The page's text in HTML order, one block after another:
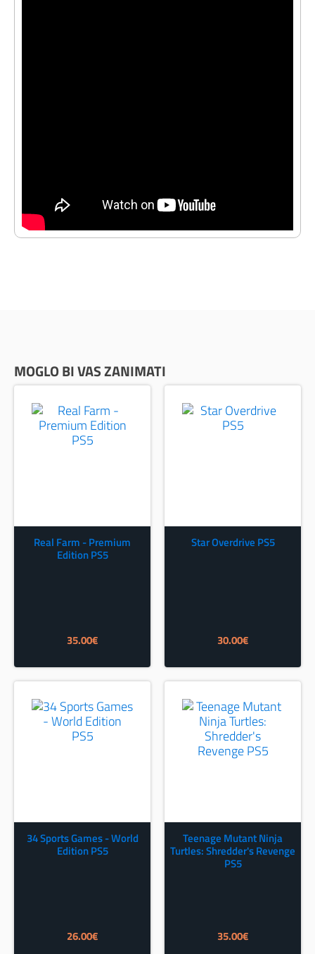
MOGLO BI VAS ZANIMATI
Real Farm - Premium
Edition PS5
35.00€
Star Overdrive PS5
30.00€
34 Sports Games - World
Edition PS5
26.00€
Teenage Mutant Ninja
Turtles: Shredder's Revenge
PS5
35.00€